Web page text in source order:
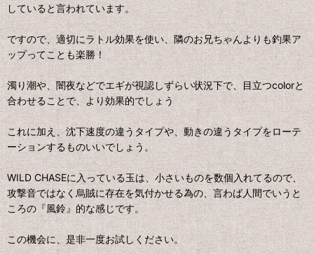
していると言われています。
ですので、適切にラトル効果を使い、隣のお兄ちゃんよりも釣果ア
ップってことも楽勝！
濁り潮や、闇夜などでエギが視認しずらい状況下で、目立つcolorと
合わせることで、より効果的でしょう
これに加え、沈下速度の違うタイプや、動きの違うタイプをローテ
ーションするものいいでしょう。
WILD CHASEに入っている玉は、小さいものを数個入れてるので、
攻撃音ではなく烏賊に存在を気付かせる為の、言わば人間でいうと
ころの『風鈴』的な感じです。
この機会に、是非一度お試しください。